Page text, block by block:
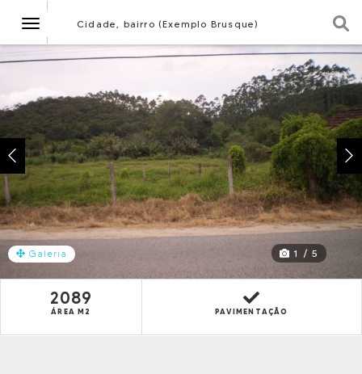
NavegaçãoCidade, bairro (Exemplo Brusque)
Galeria 1 / 5
2089
ÁREA M2 PAVIMENTAÇÃO